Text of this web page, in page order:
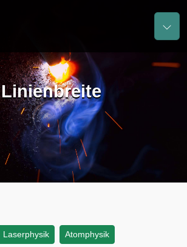
Linienbreite
Laserphysik Atomphysik